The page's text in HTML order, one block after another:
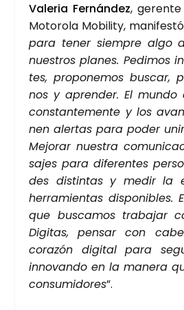
Vale­ria Fer­nán­dez,
Moto­ro­la Mobi­lity, mani­fes­tó
para tener siem­pre algo
nues­tros pla­nes. Pedi­mos
tes, pro­po­ne­mos bus­car,
nos y apren­der. El
cons­tan­te­men­te y los
nen aler­tas para poder
Mejo­rar nues­tra
sa­jes para dife­ren­tes
des dis­tin­tas y medir la
herra­mien­tas dis­po­ni­bles.
que bus­ca­mos tra­ba­jar
Digi­tas, pen­sar con
cora­zón digi­tal para
inno­van­do en la mane­ra
con­su­mi­do­res”.